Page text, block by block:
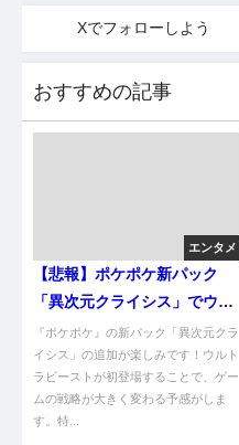
Xでフォローしよう
おすすめの記事
エンタメ
【悲報】ポケポケ新パック
「異次元クライシス」でウル
トラビーストが暴れ回るやん
け…
『ポケポケ』の新パック「異次元クラ
イシス」の追加が楽しみです！ウルト
ラビーストが初登場することで、ゲー
ムの戦略が大きく変わる予感がしま
す。特...